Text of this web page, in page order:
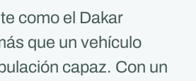
como el Dakar
que un vehículo
capaz. Con un